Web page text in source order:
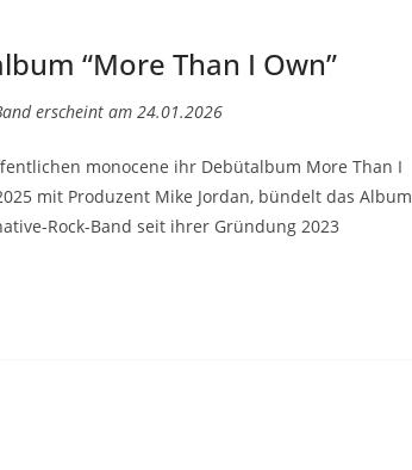
“More Than I Own”
erscheint am 24.01.2026
monocene ihr Debütalbum More Than I
mit Produzent Mike Jordan, bündelt das Album
Rock-Band seit ihrer Gründung 2023